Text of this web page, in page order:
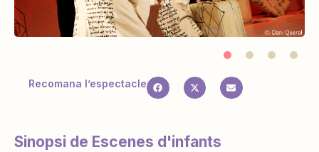
Recomana l’espectacle
Sinopsi de Escenes d'infants